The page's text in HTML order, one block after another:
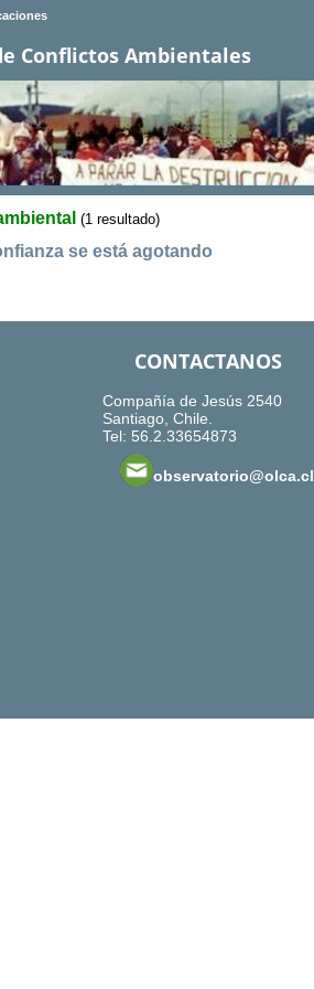
Conflictos Ambientales
(1 resultado)
se está agotando
CONTACTANOS
Compañía de Jesús 2540
Santiago, Chile.
Tel: 56.2.33654873
observatorio@olca.cl